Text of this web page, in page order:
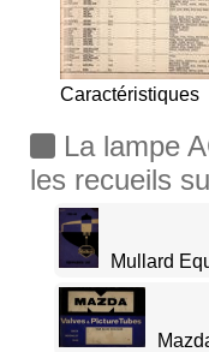
Caractéristiques
La lampe
les recueils
Mullard